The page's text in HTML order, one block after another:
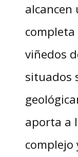
alcancen
viñedos
situados
aporta a
complejo